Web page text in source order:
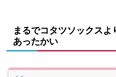
まるでコタツソックス
あったかい